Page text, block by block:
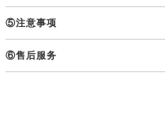
⑤注意事项
⑥售后服务